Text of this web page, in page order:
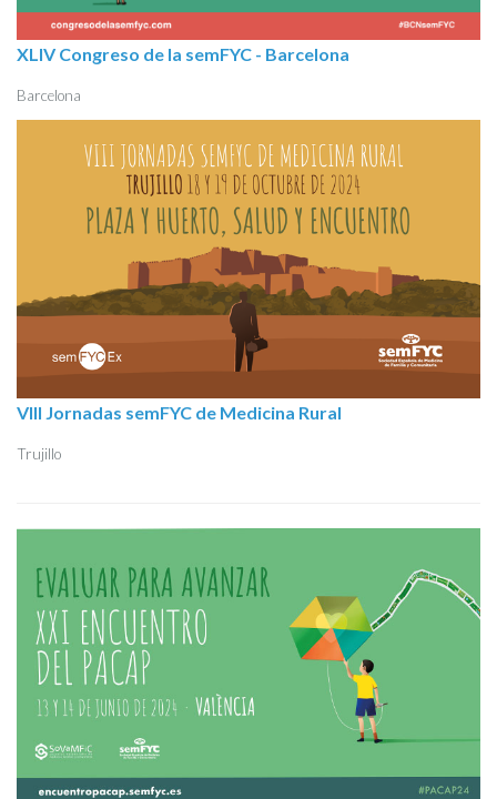
XLIV Congreso de la semFYC - Barcelona
Barcelona
VIII Jornadas semFYC de Medicina Rural
Trujillo